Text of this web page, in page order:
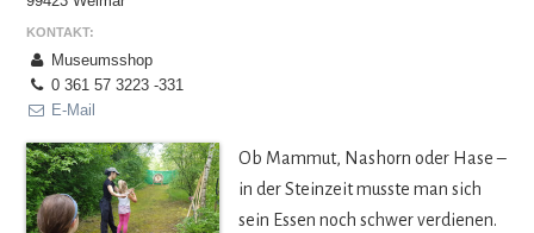
KONTAKT:
Museumsshop
0 361 57 3223 -331
E-Mail
Ob Mam­mut, Nas­horn oder Hase –
in der Stein­zeit musste man sich
sein Essen noch schwer ver­die­nen.